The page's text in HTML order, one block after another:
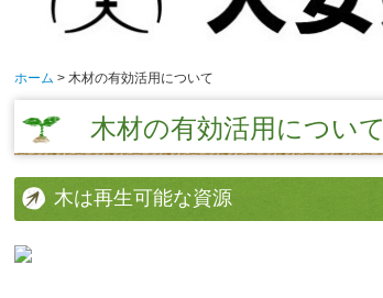
ホーム 木材の有効活用について
木材の有効活用について
木は再生可能な資源